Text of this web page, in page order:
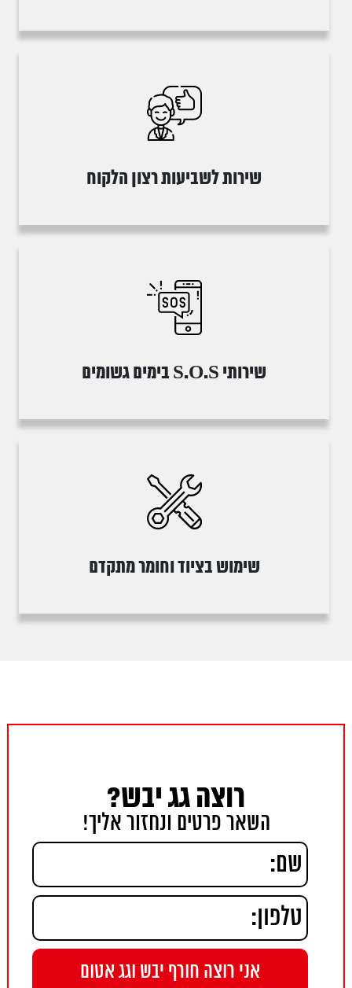
שירות לשביעות רצון הלקוח
שירותי S.O.S בימים גשומים
שימוש בציוד וחומר מתקדם
רוצה גג יבש?
השאר פרטים ונחזור אליך!